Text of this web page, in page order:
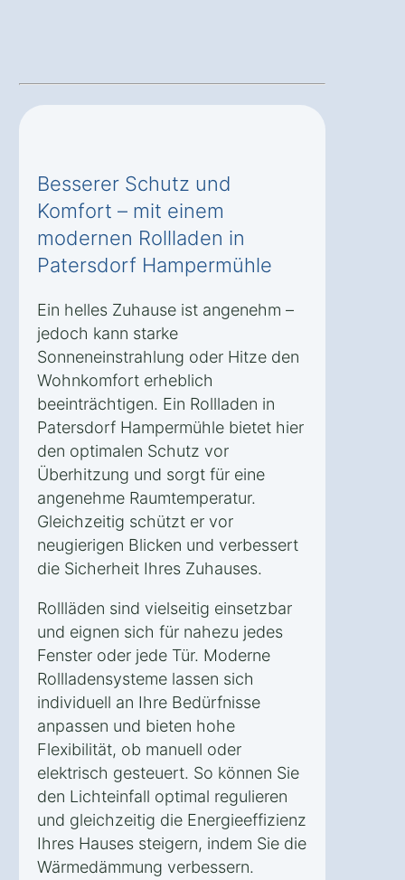
Besserer Schutz und
Komfort – mit einem
modernen Rollladen in
Patersdorf Hampermühle
Ein helles Zuhause ist angenehm –
jedoch kann starke
Sonneneinstrahlung oder Hitze den
Wohnkomfort erheblich
beeinträchtigen. Ein Rollladen in
Patersdorf Hampermühle bietet hier
den optimalen Schutz vor
Überhitzung und sorgt für eine
angenehme Raumtemperatur.
Gleichzeitig schützt er vor
neugierigen Blicken und verbessert
die Sicherheit Ihres Zuhauses.
Rollläden sind vielseitig einsetzbar
und eignen sich für nahezu jedes
Fenster oder jede Tür. Moderne
Rollladensysteme lassen sich
individuell an Ihre Bedürfnisse
anpassen und bieten hohe
Flexibilität, ob manuell oder
elektrisch gesteuert. So können Sie
den Lichteinfall optimal regulieren
und gleichzeitig die Energieeffizienz
Ihres Hauses steigern, indem Sie die
Wärmedämmung verbessern.